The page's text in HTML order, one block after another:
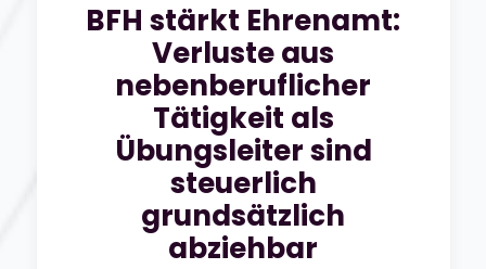
BFH stärkt Ehrenamt:
Verluste aus
nebenberuflicher
Tätigkeit als
Übungsleiter sind
steuerlich
grundsätzlich
abziehbar